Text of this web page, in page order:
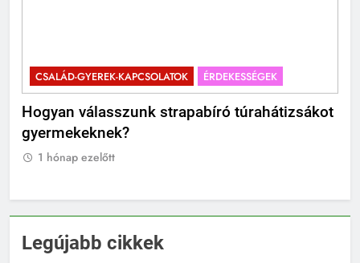
CSALÁD-GYEREK-KAPCSOLATOK ÉRDEKESSÉGEK
Hogyan válasszunk strapabíró túrahátizsákot
gyermekeknek?
1 hónap ezelőtt
Legújabb cikkek